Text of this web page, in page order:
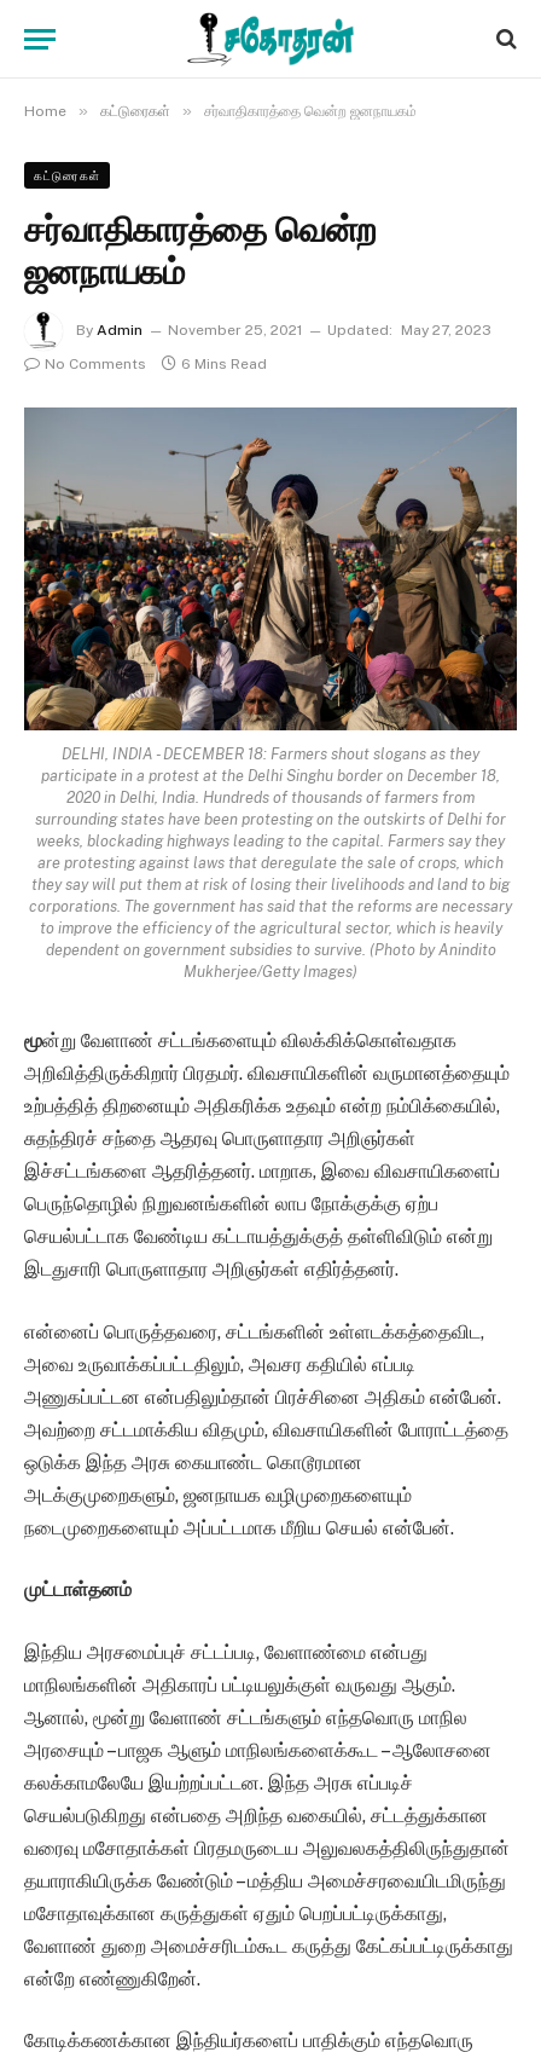
Home » கட்டுரைகள் » சர்வாதிகாரத்தை வென்ற ஜனநாயகம்
கட்டுரைகள்
சர்வாதிகாரத்தை வென்ற
ஜனநாயகம்
By Admin November 25, 2021 Updated:
May 27, 2023
No Comments
6 Mins Read
DELHI, INDIA - DECEMBER 18: Farmers shout slogans as they
participate in a protest at the Delhi Singhu border on December 18,
2020 in Delhi, India. Hundreds of thousands of farmers from
surrounding states have been protesting on the outskirts of Delhi for
weeks, blockading highways leading to the capital. Farmers say they
are protesting against laws that deregulate the sale of crops, which
they say will put them at risk of losing their livelihoods and land to big
corporations. The government has said that the reforms are necessary
to improve the efficiency of the agricultural sector, which is heavily
dependent on government subsidies to survive. (Photo by Anindito
Mukherjee/Getty Images)
மூன்று வேளாண் சட்டங்களையும் விலக்கிக்கொள்வதாக
அறிவித்திருக்கிறார் பிரதமர். விவசாயிகளின் வருமானத்தையும்
உற்பத்தித் திறனையும் அதிகரிக்க உதவும் என்ற நம்பிக்கையில்,
சுதந்திரச் சந்தை ஆதரவு பொருளாதார அறிஞர்கள்
இச்சட்டங்களை ஆதரித்தனர். மாறாக, இவை விவசாயிகளைப்
பெருந்தொழில் நிறுவனங்களின் லாப நோக்குக்கு ஏற்ப
செயல்பட்டாக வேண்டிய கட்டாயத்துக்குத் தள்ளிவிடும் என்று
இடதுசாரி பொருளாதார அறிஞர்கள் எதிர்த்தனர்.
என்னைப் பொருத்தவரை, சட்டங்களின் உள்ளடக்கத்தைவிட,
அவை உருவாக்கப்பட்டதிலும், அவசர கதியில் எப்படி
அணுகப்பட்டன என்பதிலும்தான் பிரச்சினை அதிகம் என்பேன்.
அவற்றை சட்டமாக்கிய விதமும், விவசாயிகளின் போராட்டத்தை
ஒடுக்க இந்த அரசு கையாண்ட கொடூரமான
அடக்குமுறைகளும், ஜனநாயக வழிமுறைகளையும்
நடைமுறைகளையும் அப்பட்டமாக மீறிய செயல் என்பேன்.
முட்டாள்தனம்
இந்திய அரசமைப்புச் சட்டப்படி, வேளாண்மை என்பது
மாநிலங்களின் அதிகாரப் பட்டியலுக்குள் வருவது ஆகும்.
ஆனால், மூன்று வேளாண் சட்டங்களும் எந்தவொரு மாநில
அரசையும் – பாஜக ஆளும் மாநிலங்களைக்கூட – ஆலோசனை
கலக்காமலேயே இயற்றப்பட்டன. இந்த அரசு எப்படிச்
செயல்படுகிறது என்பதை அறிந்த வகையில், சட்டத்துக்கான
வரைவு மசோதாக்கள் பிரதமருடைய அலுவலகத்திலிருந்துதான்
தயாராகியிருக்க வேண்டும் – மத்திய அமைச்சரவையிடமிருந்து
மசோதாவுக்கான கருத்துகள் ஏதும் பெறப்பட்டிருக்காது,
வேளாண் துறை அமைச்சரிடம்கூட கருத்து கேட்கப்பட்டிருக்காது
என்றே எண்ணுகிறேன்.
கோடிக்கணக்கான இந்தியர்களைப் பாதிக்கும் எந்தவொரு